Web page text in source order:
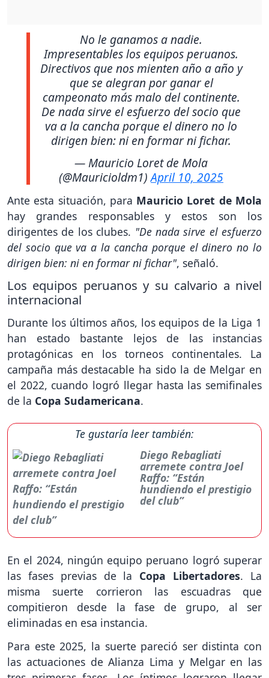
No le ganamos a nadie.
Impresentables los equipos peruanos.
Directivos que nos mienten año a año y
que se alegran por ganar el
campeonato más malo del continente.
De nada sirve el esfuerzo del socio que
va a la cancha porque el dinero no lo
dirigen bien: ni en formar ni fichar.
— Mauricio Loret de Mola
(@Mauricioldm1)April 10, 2025
Ante esta situación, para Mauricio Loret de Mola
hay grandes responsables y estos son los
dirigentes de los clubes. "De nada sirve el esfuerzo
del socio que va a la cancha porque el dinero no lo
dirigen bien: ni en formar ni fichar", señaló.
Los equipos peruanos y su calvario a nivel
internacional
Durante los últimos años, los equipos de la Liga 1
han estado bastante lejos de las instancias
protagónicas en los torneos continentales. La
campaña más destacable ha sido la de Melgar en
el 2022, cuando logró llegar hasta las semifinales
de la Copa Sudamericana.
Te gustaría leer también:
Diego Rebagliati
arremete contra Joel
Raffo: “Están
hundiendo el prestigio
del club”
En el 2024, ningún equipo peruano logró superar
las fases previas de la Copa Libertadores. La
misma suerte corrieron las escuadras que
compitieron desde la fase de grupo, al ser
eliminadas en esa instancia.
Para este 2025, la suerte pareció ser distinta con
las actuaciones de Alianza Lima y Melgar en las